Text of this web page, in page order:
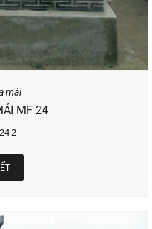
mái
MF 24
2